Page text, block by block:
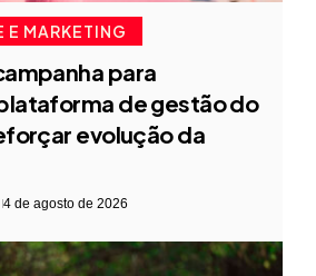
E MARKETING
para
de gestão do
evolução da
4 de agosto de 2026